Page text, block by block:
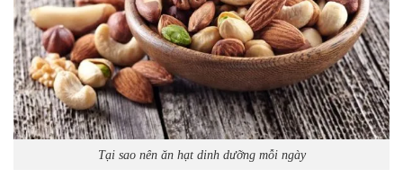
Tại sao nên ăn hạt dinh dưỡng mỗi ngày